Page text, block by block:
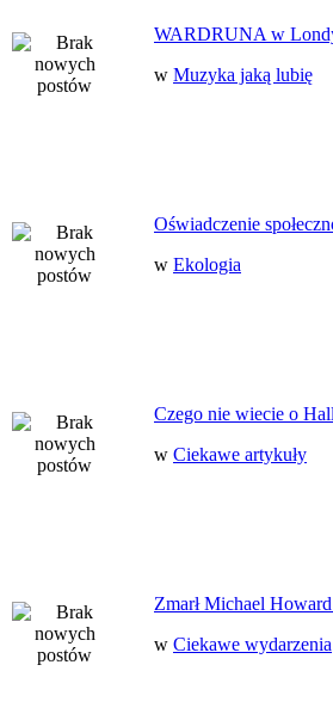
WARDRUNA w
w Muzyka jaką lubię
Oświadczenie
w Ekologia
Czego nie wiecie o
w Ciekawe artykuły
Zmarł Michael
w Ciekawe wydarzenia